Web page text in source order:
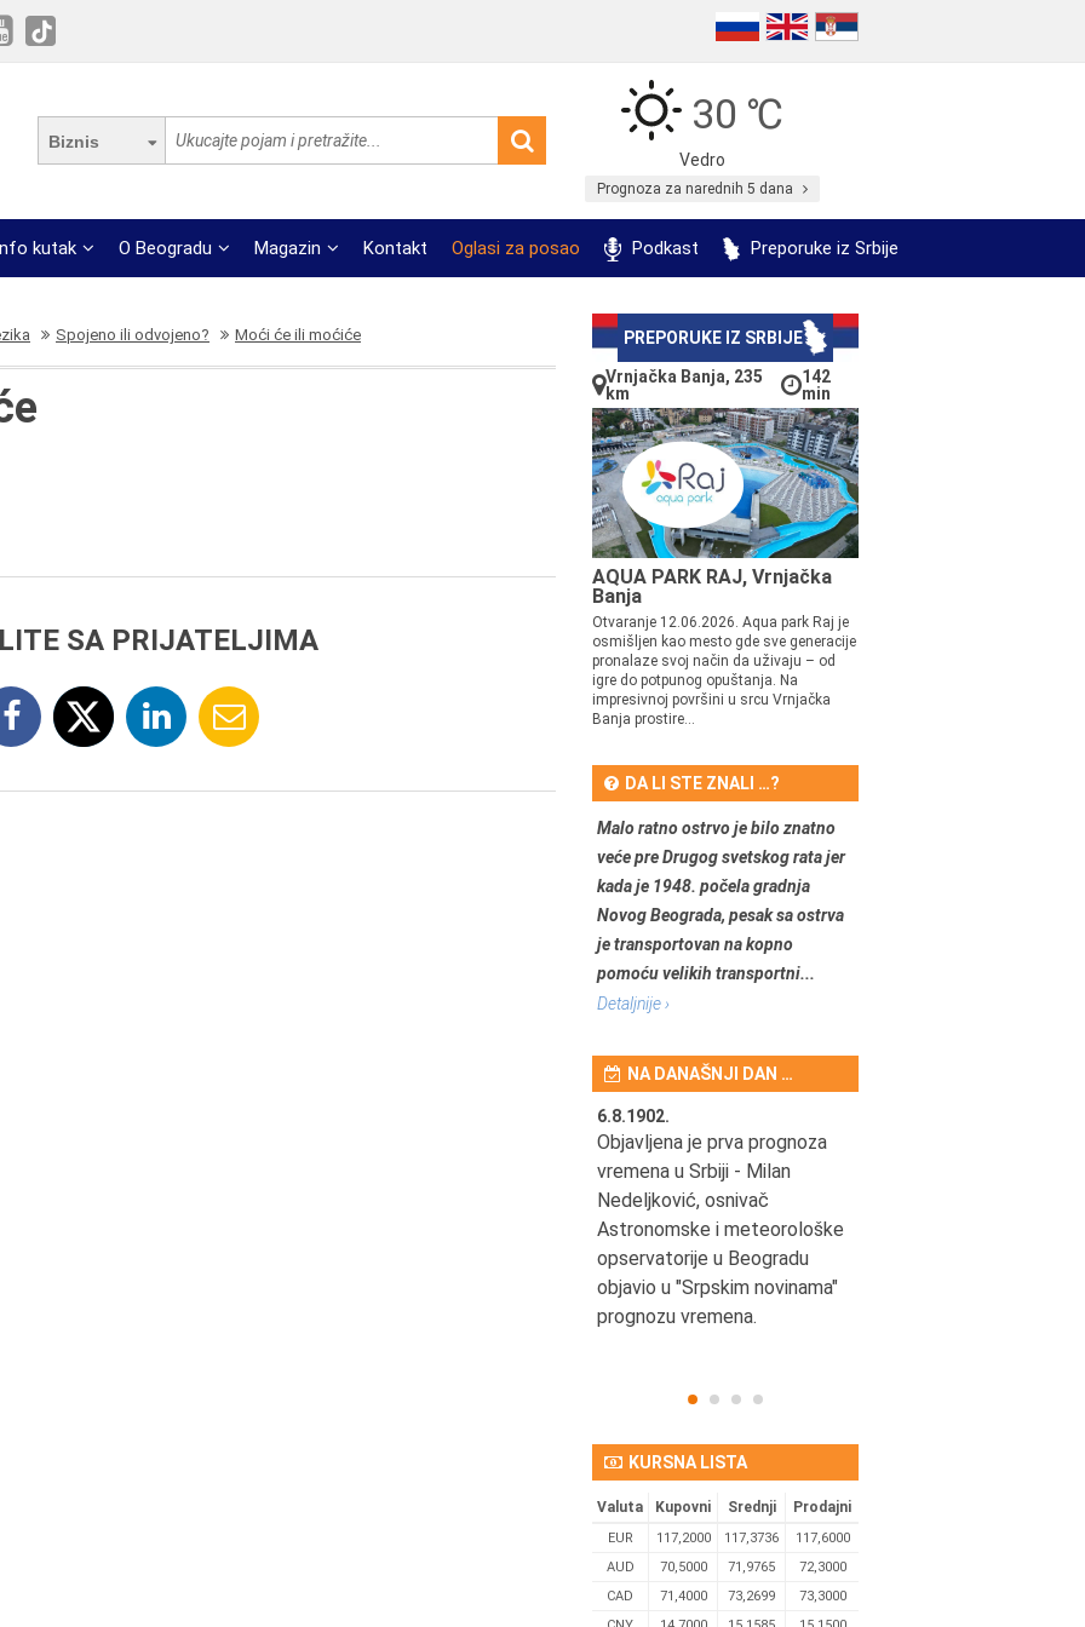
Biznis
30 ℃
Vedro
Prognoza za narednih 5 dana
kutak O Beogradu Magazin Kontakt Oglasi za posao Podkast Preporuke iz Srbije
Spojeno ili odvojeno? Moći će ili moćiće
SA PRIJATELJIMA
PREPORUKE IZ SRBIJE
Vrnjačka Banja, 235
km
142
min
AQUA PARK RAJ, Vrnjačka
Banja
Otvaranje 12.06.2026. Aqua park Raj je
osmišljen kao mesto gde sve generacije
pronalaze svoj način da uživaju – od
igre do potpunog opuštanja. Na
impresivnoj površini u srcu Vrnjačka
Banja prostire...
DA LI STE ZNALI …?
Malo ratno ostrvo je bilo znatno
veće pre Drugog svetskog rata jer
kada je 1948. počela gradnja
Novog Beograda, pesak sa ostrva
je transportovan na kopno
pomoću velikih transportni...
Detaljnije ›
NA DANAŠNJI DAN …
6.8.1902.
Objavljena je prva prognoza
vremena u Srbiji - Milan
Nedeljković, osnivač
Astronomske i meteorološke
opservatorije u Beogradu
objavio u "Srpskim novinama"
prognozu vremena.
KURSNA LISTA
Valuta Kupovni Srednji Prodajni
EUR 117,2000 117,3736
117,6000
AUD
70,5000 71,9765
72,3000
CAD
71,4000 73,2699
73,3000